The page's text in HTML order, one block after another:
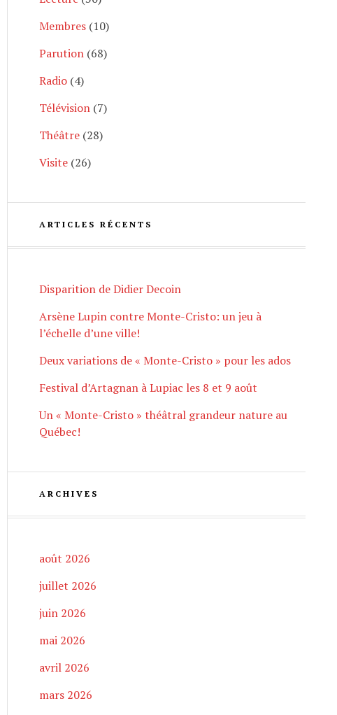
Membres(10)
Parution(68)
Radio(4)
Télévision(7)
Théâtre(28)
Visite(26)
ARTICLES RÉCENTS
Disparition de Didier Decoin
Arsène Lupin contre Monte-Cristo: un jeu à
l’échelle d’une ville!
Deux variations de « Monte-Cristo » pour les ados
Festival d’Artagnan à Lupiac les 8 et 9 août
Un « Monte-Cristo » théâtral grandeur nature au
Québec!
ARCHIVES
août 2026
juillet 2026
juin 2026
mai 2026
avril 2026
mars 2026